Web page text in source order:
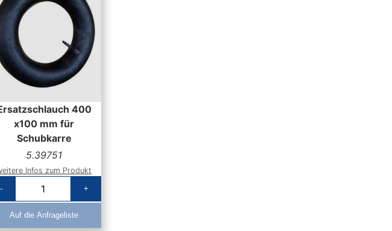
400
x100 mm für
Schubkarre
5.39751
Infos zum Produkt
-
+
Auf die Anfrageliste